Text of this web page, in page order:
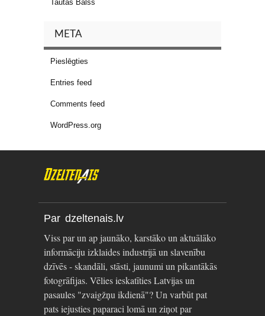
Tautas Balss
META
Pieslēgties
Entries feed
Comments feed
WordPress.org
Par dzeltenais.lv
Viss par un ap jaunāko, karstāko un aktuālāko
informāciju izklaides industrijā un slavenību
dzīvēs - skandāli, stāsti, jaunumi un pikantākās
fotogrāfijas. Vēlies ieskatīties Latvijas un
pasaules "zvaigžņu ikdienā"? Un varbūt pat
pats iejusties paparaci lomā un ziņot par